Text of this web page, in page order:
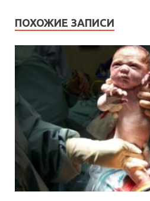
ПОХОЖИЕ ЗАПИСИ